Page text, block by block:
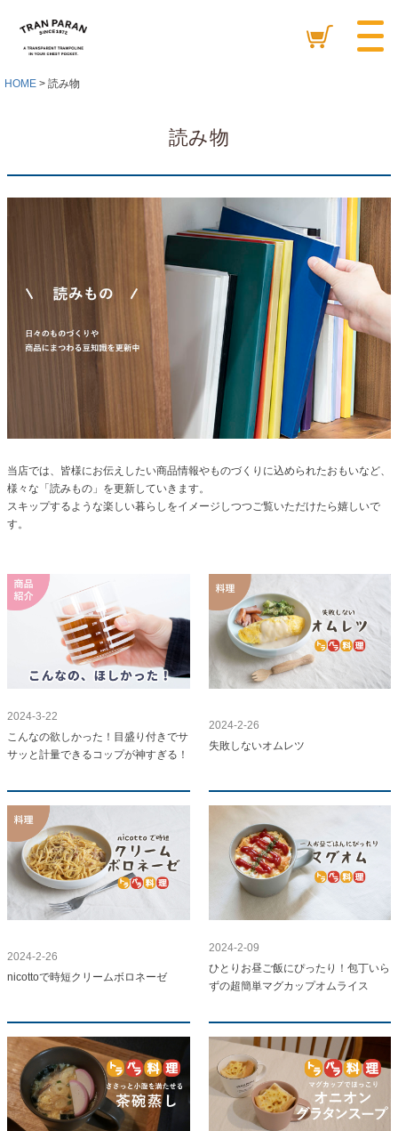
HOME 読み物
読み物
当店では、皆様にお伝えしたい商品情報やものづくりに込められたおもいなど、
様々な「読みもの」を更新していきます。
スキップするような楽しい暮らしをイメージしつつご覧いただけたら嬉しいで
す。
2024-3-22
こんなの欲しかった！目盛り付きでサ
サッと計量できるコップが神すぎる！
2024-2-26
失敗しないオムレツ
2024-2-26
nicottoで時短クリームボロネーゼ
2024-2-09
ひとりお昼ご飯にぴったり！包丁いら
ずの超簡単マグカップオムライス